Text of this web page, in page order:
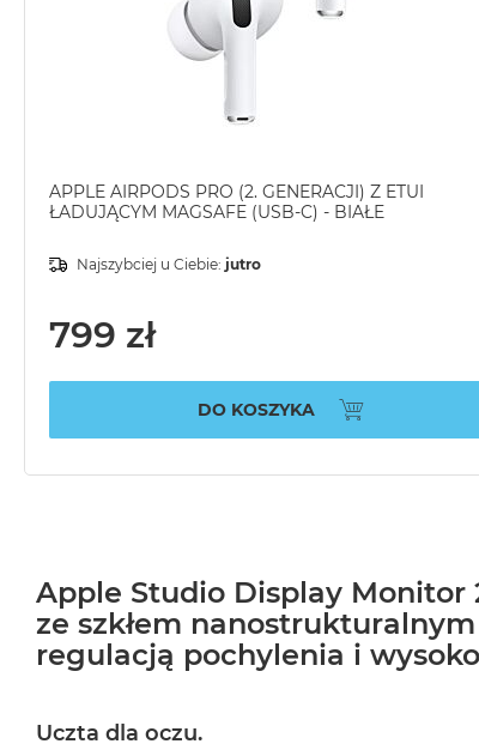
APPLE AIRPODS PRO (2. GENERACJI) Z ETUI
ŁADUJĄCYM MAGSAFE (USB-C) - BIAŁE
Najszybciej u Ciebie: jutro
799 zł
DO KOSZYKA
Apple Studio Display Monitor
ze szkłem
regulacją pochylenia i
Uczta dla oczu.